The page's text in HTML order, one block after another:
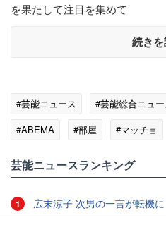
を果たして注目を集めて
続き
#芸能ニュース #芸能総合ニュー
#ABEMA
#部屋 #マッチョ
芸能ニュースランキング
1 広末涼子 次男の一言が転機に